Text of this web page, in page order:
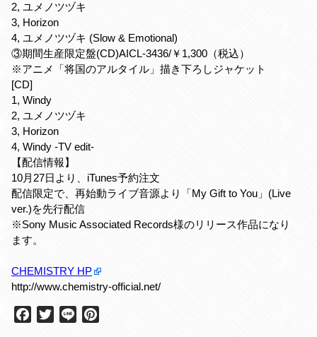
2, ユメノツヅキ
3, Horizon
4, ユメノツヅキ (Slow & Emotional)
③期間生産限定盤(CD)AICL-3436/￥1,300（税込）
※アニメ「将国のアルタイル」描き下ろしジャケット
[CD]
1, Windy
2, ユメノツヅキ
3, Horizon
4, Windy -TV edit-
【配信情報】
10月27日より、iTunes予約注文
配信限定で、再始動ライブ音源より「My Gift to You」(Live
ver.)を先行配信
※Sony Music Associated Records様のリリース作品になり
ます。
CHEMISTRY HP
http://www.chemistry-official.net/